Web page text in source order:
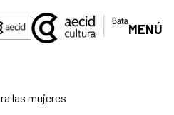
MENÚ
las mujeres